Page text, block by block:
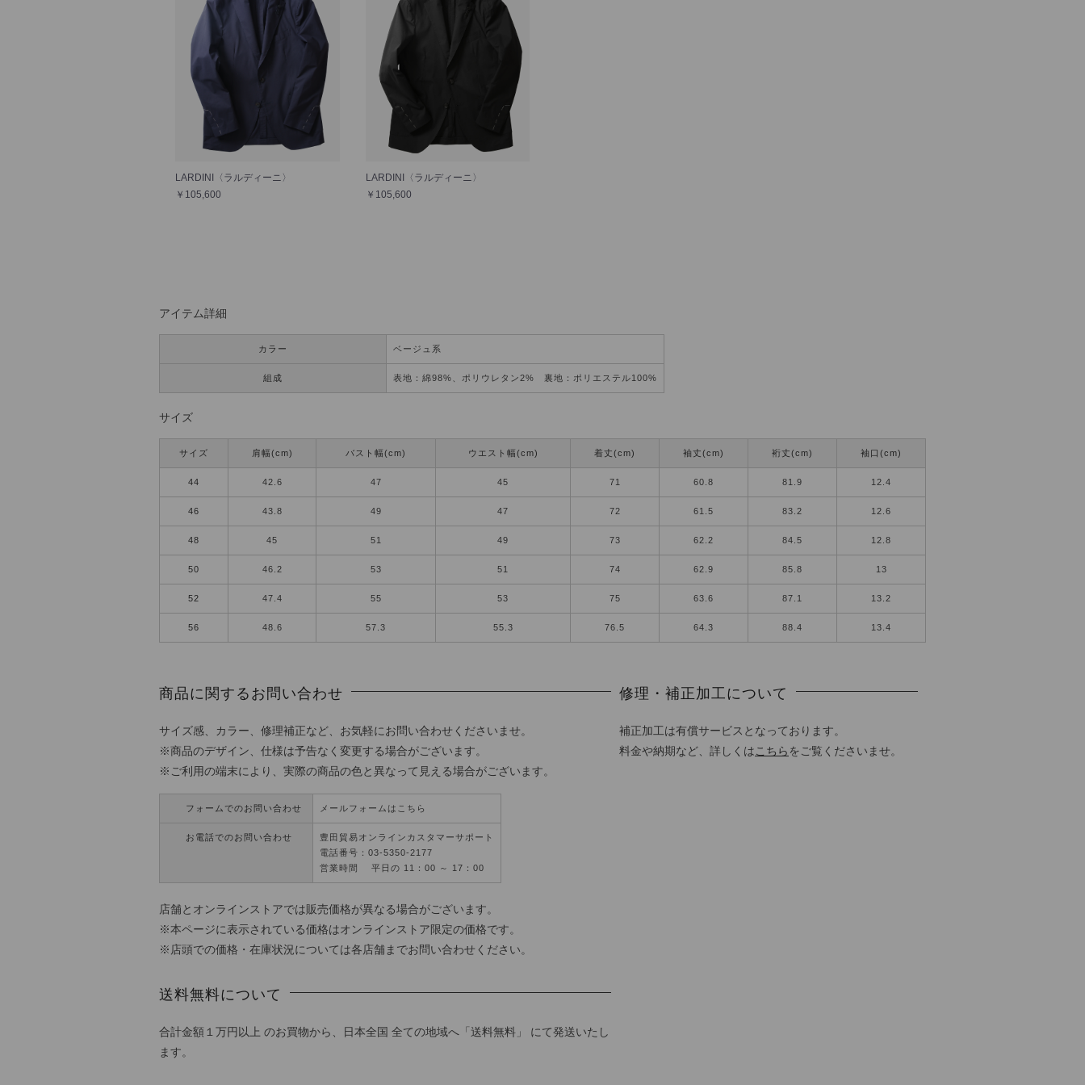
LARDINI〈ラルディーニ〉
￥105,600
LARDINI〈ラルディーニ〉
￥105,600
アイテム詳細
カラー ベージュ系
組成 表地：綿98%、ポリウレタン2% 裏地：ポリエステル100%
サイズ
サイズ 肩幅(cm) バスト幅(cm) ウエスト幅(cm) 着丈(cm) 袖丈(cm) 裄丈(cm) 袖口(cm)
44 42.6 47 45 71 60.8 81.9 12.4
46 43.8 49 47 72 61.5 83.2 12.6
48 45 51 49 73 62.2 84.5 12.8
50 46.2 53 51 74 62.9 85.8 13
52 47.4 55 53 75 63.6 87.1 13.2
56 48.6 57.3 55.3 76.5 64.3 88.4 13.4
商品に関するお問い合わせ
サイズ感、カラー、修理補正など、お気軽にお問い合わせくださいませ。
※商品のデザイン、仕様は予告なく変更する場合がございます。
※ご利用の端末により、実際の商品の色と異なって見える場合がございます。
フォームでのお問い合わせ メールフォームはこちら
お電話でのお問い合わせ
豊田貿易オンラインカスタマーサポート
電話番号：03-5350-2177
営業時間 平日の 11：00 ～ 17：00
店舗とオンラインストアでは販売価格が異なる場合がございます。
※本ページに表示されている価格はオンラインストア限定の価格です。
※店頭での価格・在庫状況については各店舗までお問い合わせください。
送料無料について
合計金額１万円以上 のお買物から、日本全国 全ての地域へ「送料無料」 にて発送いたし
ます。
修理・補正加工について
補正加工は有償サービスとなっております。
料金や納期など、詳しくは こちら をご覧くださいませ。